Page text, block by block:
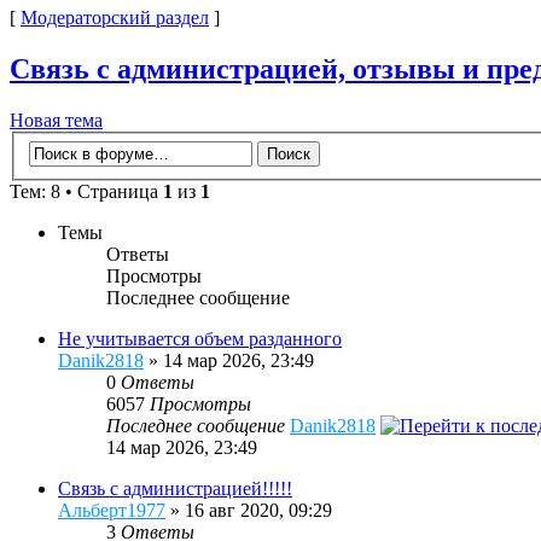
[ Модераторский раздел ]
Связь с администрацией, отзывы и
Новая тема
Тем: 8 • Страница 1 из 1
Темы
Ответы
Просмотры
Последнее сообщение
Не учитывается объем разданного
Danik2818 » 14 мар 2026, 23:49
0 Ответы
6057 Просмотры
Последнее сообщение Danik2818
14 мар 2026, 23:49
Связь с администрацией!!!!!
Альберт1977 » 16 авг 2020, 09:29
3 Ответы